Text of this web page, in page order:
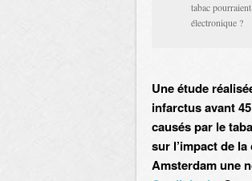
tabac
électronique ?
Une étude
infarctus avant
causés par le
sur l’impact de
Amsterdam une